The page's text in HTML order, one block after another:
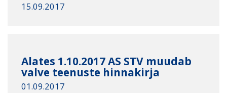
15.09.2017
Alates 1.10.2017 AS STV muudab
valve teenuste hinnakirja
01.09.2017